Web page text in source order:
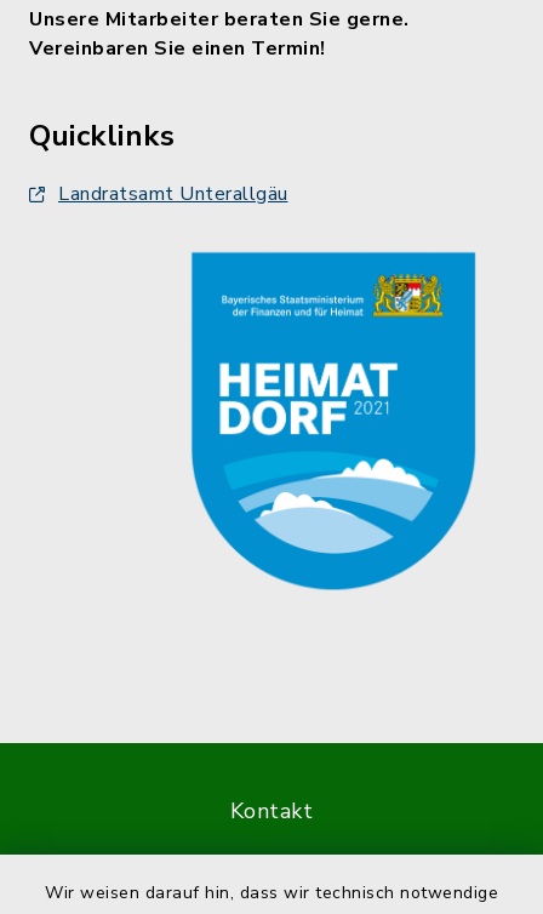
Wir weisen darauf hin, dass wir technisch notwendige
Unsere Mitarbeiter beraten Sie gerne.
Vereinbaren Sie einen Termin!
Quicklinks
Landratsamt Unterallgäu
Kontakt